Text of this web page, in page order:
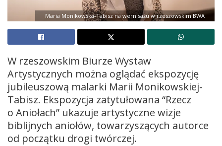
Maria Monikowska-Tabisz na wernisażu w rzeszowskim BWA
W rzeszowskim Biurze Wystaw
Artystycznych można oglądać ekspozycję
jubileuszową malarki Marii Monikowskiej-
Tabisz. Ekspozycja zatytułowana “Rzecz
o Aniołach” ukazuje artystyczne wizje
biblijnych aniołów, towarzyszących autorce
od początku drogi twórczej.